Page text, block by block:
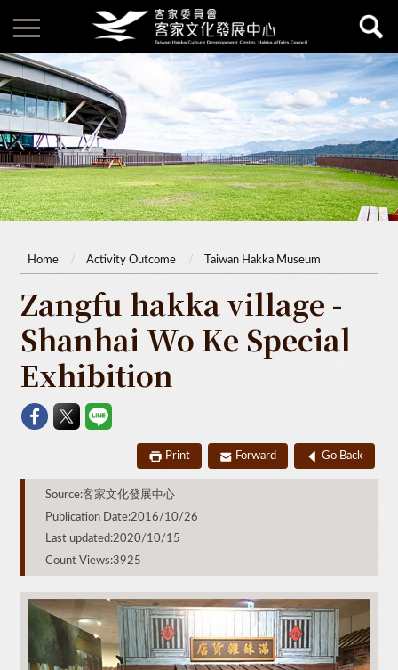
Home Activity Outcome Taiwan Hakka Museum
Zangfu hakka village -
Shanhai Wo Ke Special
Exhibition
Print Forward Go Back
Source:客家文化發展中心
Publication Date:2016/10/26
Last updated:2020/10/15
Count Views:3925